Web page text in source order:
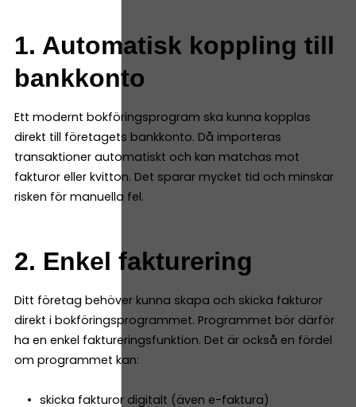
1. Automatisk koppling till
bankkonto
Ett modernt bokföringsprogram ska kunna kopplas
direkt till företagets bankkonto. Då importeras
transaktioner automatiskt och kan matchas mot
fakturor eller kvitton. Det sparar mycket tid och minskar
risken för manuella fel.
2. Enkel fakturering
Ditt företag behöver kunna skapa och skicka fakturor
direkt i bokföringsprogrammet. Programmet bör därför
ha en enkel faktureringsfunktion. Det är också en fördel
om programmet kan:
skicka fakturor digitalt (även e-faktura)